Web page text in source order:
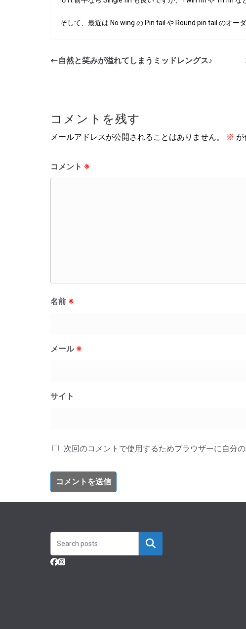
そして、最近は No wing の Pin tail や Round pin tail のオー
自然と笑みが溢れてしまうミッドレングス♪
コメントを残す
メールアドレスが公開されることはありません。 ※
コメント ※
名前 ※
メール ※
サイト
次回のコメントで使用するためブラウザーに自分